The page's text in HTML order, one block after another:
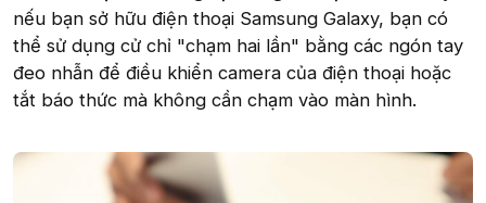
nếu bạn sở hữu điện thoại Samsung Galaxy, bạn có
thể sử dụng cử chỉ "chạm hai lần" bằng các ngón tay
đeo nhẫn để điều khiển camera của điện thoại hoặc
tắt báo thức mà không cần chạm vào màn hình.